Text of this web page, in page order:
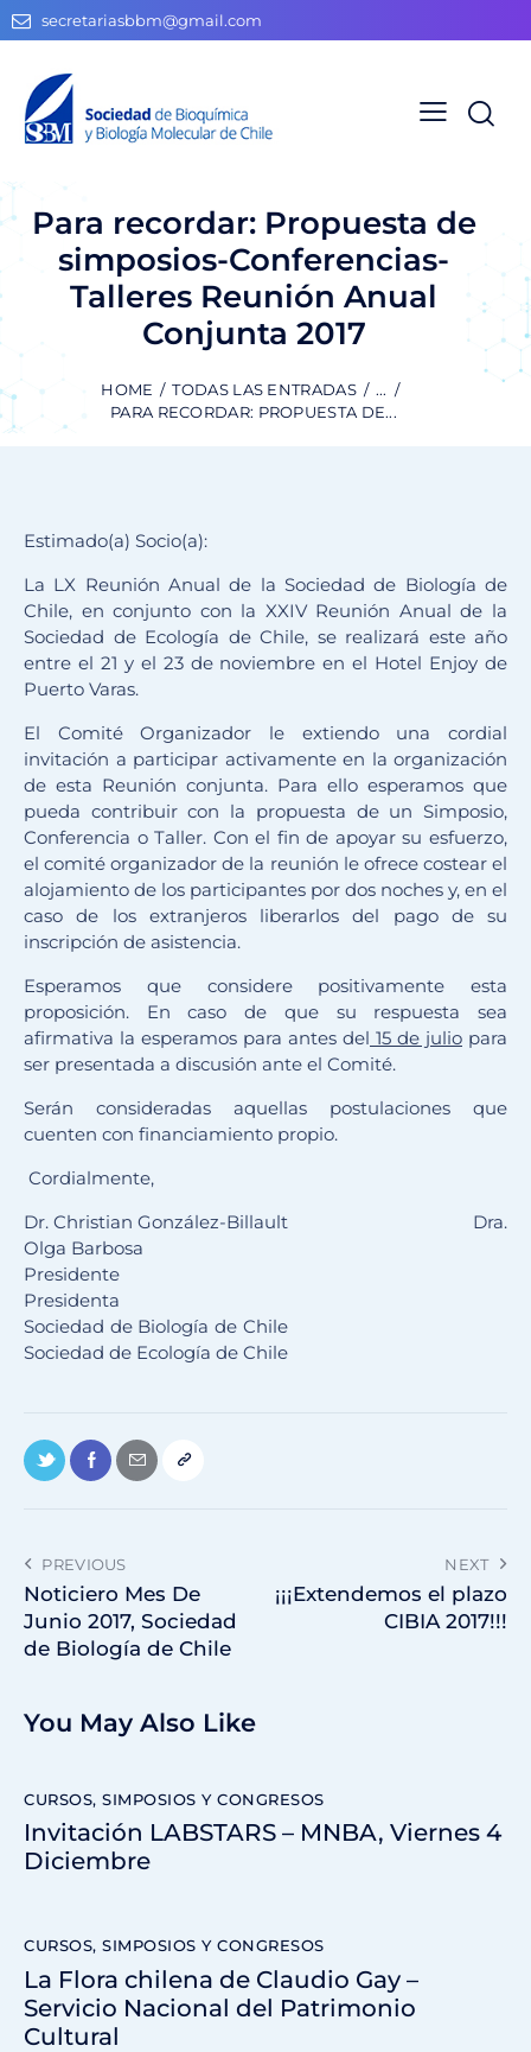
secretariasbbm@gmail.com
Para recordar: Propuesta de
simposios-Conferencias-
Talleres Reunión Anual
Conjunta 2017
HOME TODAS LAS ENTRADAS
...
PARA RECORDAR: PROPUESTA DE...
Estimado(a) Socio(a):
La LX Reunión Anual de la Sociedad de Biología de
Chile, en conjunto con la XXIV Reunión Anual de la
Sociedad de Ecología de Chile, se realizará este año
entre el 21 y el 23 de noviembre en el Hotel Enjoy de
Puerto Varas.
El Comité Organizador le extiendo una cordial
invitación a participar activamente en la organización
de esta Reunión conjunta. Para ello esperamos que
pueda contribuir con la propuesta de un Simposio,
Conferencia o Taller. Con el fin de apoyar su esfuerzo,
el comité organizador de la reunión le ofrece costear el
alojamiento de los participantes por dos noches y, en el
caso de los extranjeros liberarlos del pago de su
inscripción de asistencia.
Esperamos que considere positivamente esta
proposición. En caso de que su respuesta sea
afirmativa la esperamos para antes del 15 de julio para
ser presentada a discusión ante el Comité.
Serán consideradas aquellas postulaciones que
cuenten con financiamiento propio.
Cordialmente,
Dr. Christian González-Billault Dra.
Olga Barbosa
Presidente
Presidenta
Sociedad de Biología de Chile
Sociedad de Ecología de Chile
PREVIOUS
Noticiero Mes De
Junio 2017, Sociedad
de Biología de Chile
NEXT
¡¡¡Extendemos el plazo
CIBIA 2017!!!
You May Also Like
CURSOS, SIMPOSIOS Y CONGRESOS
Invitación LABSTARS – MNBA, Viernes 4
Diciembre
CURSOS, SIMPOSIOS Y CONGRESOS
La Flora chilena de Claudio Gay –
Servicio Nacional del Patrimonio
Cultural